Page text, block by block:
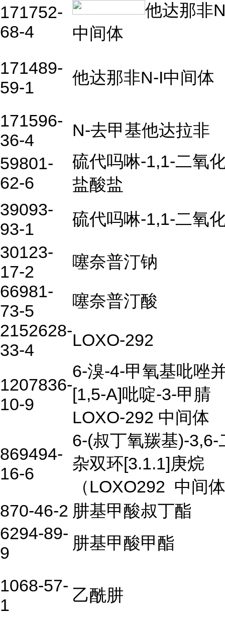
171752-
68-4
他达那非
中间体
171489-
59-1
他达那非N-I中间体
171596-
36-4
N-去甲基他达拉非
59801-
62-6
硫代吗啉-1,1-二氧
盐酸盐
39093-
93-1
硫代吗啉-1,1-二氧
30123-
17-2
噻奈普汀钠
66981-
73-5
噻奈普汀酸
2152628-
33-4
LOXO-292
1207836-
10-9
6-溴-4-甲氧基吡唑
[1,5-A]吡啶-3-甲腈
LOXO-292 中间体
869494-
16-6
6-(叔丁氧羰基)-3,6-
杂双环[3.1.1]庚烷
（LOXO292 中间
870-46-2 肼基甲酸叔丁酯
6294-89-
9
肼基甲酸甲酯
1068-57-
1
乙酰肼